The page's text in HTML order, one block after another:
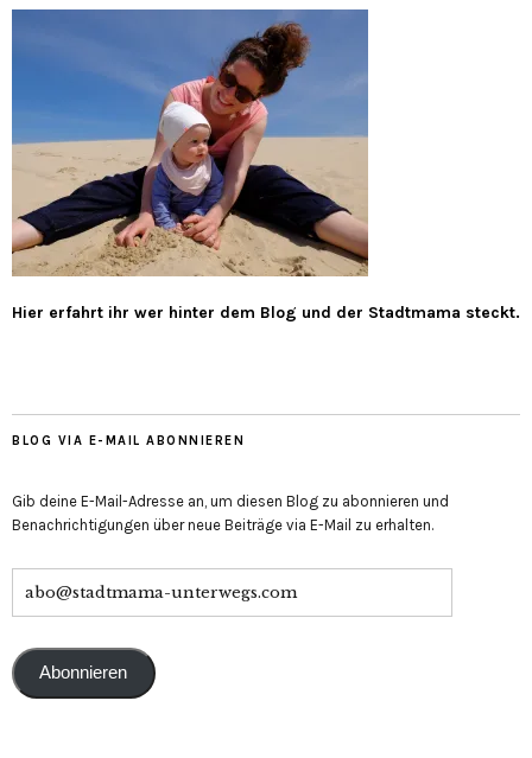
Hier erfahrt ihr wer hinter dem Blog und der Stadtmama steckt.
BLOG VIA E-MAIL ABONNIEREN
Gib deine E-Mail-Adresse an, um diesen Blog zu abonnieren und
Benachrichtigungen über neue Beiträge via E-Mail zu erhalten.
Abonnieren